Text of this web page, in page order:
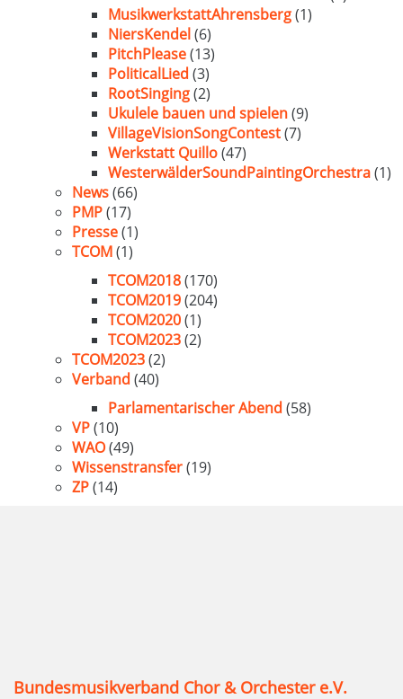
MusikwerkstattAhrensberg(1)
NiersKendel(6)
PitchPlease(13)
PoliticalLied (3)
RootSinging(2)
Ukulele bauen und spielen(9)
VillageVisionSongContest(7)
Werkstatt Quillo(47)
WesterwälderSoundPaintingOrchestra(1)
News(66)
PMP(17)
Presse(1)
TCOM(1)
TCOM2018(170)
TCOM2019(204)
TCOM2020(1)
TCOM2023(2)
TCOM2023(2)
Verband (40)
Parlamentarischer Abend (58)
VP(10)
WAO(49)
Wissenstransfer(19)
ZP(14)
Bundesmusikverband Chor & Orchester e.V.